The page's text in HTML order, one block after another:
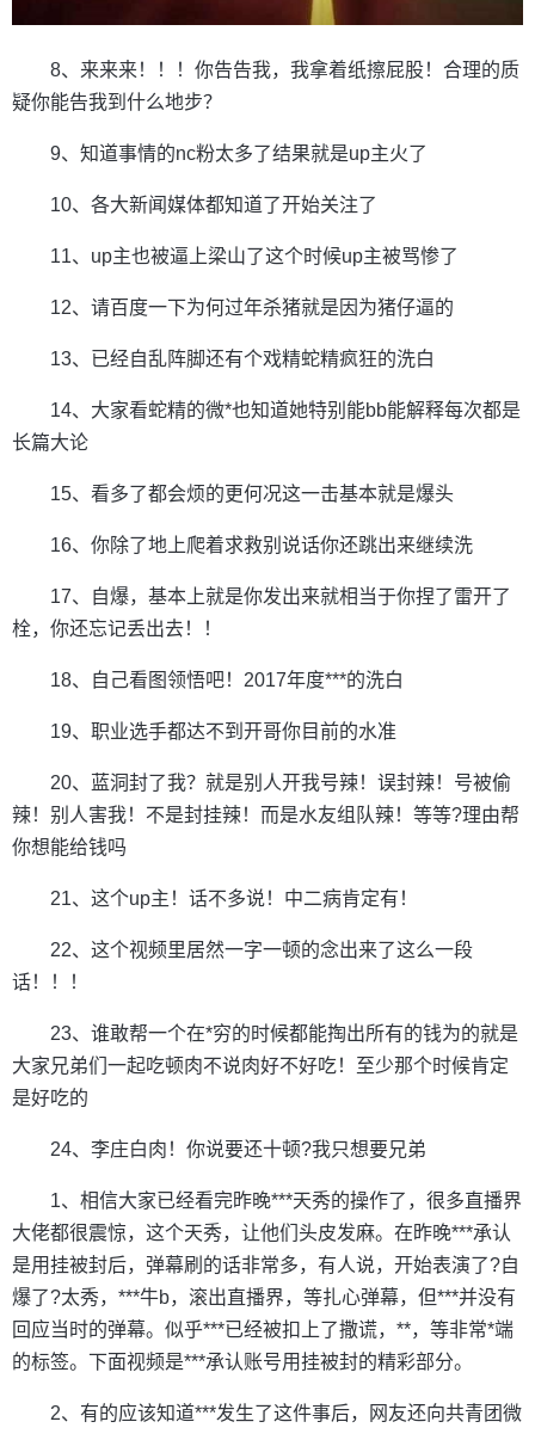
8、来来来！！！你告告我，我拿着纸擦屁股！合理的质
疑你能告我到什么地步？
9、知道事情的nc粉太多了结果就是up主火了
10、各大新闻媒体都知道了开始关注了
11、up主也被逼上梁山了这个时候up主被骂惨了
12、请百度一下为何过年杀猪就是因为猪仔逼的
13、已经自乱阵脚还有个戏精蛇精疯狂的洗白
14、大家看蛇精的微*也知道她特别能bb能解释每次都是
长篇大论
15、看多了都会烦的更何况这一击基本就是爆头
16、你除了地上爬着求救别说话你还跳出来继续洗
17、自爆，基本上就是你发出来就相当于你捏了雷开了
栓，你还忘记丢出去！！
18、自己看图领悟吧！2017年度***的洗白
19、职业选手都达不到开哥你目前的水准
20、蓝洞封了我？就是别人开我号辣！误封辣！号被偷
辣！别人害我！不是封挂辣！而是水友组队辣！等等?理由帮
你想能给钱吗
21、这个up主！话不多说！中二病肯定有！
22、这个视频里居然一字一顿的念出来了这么一段
话！！！
23、谁敢帮一个在*穷的时候都能掏出所有的钱为的就是
大家兄弟们一起吃顿肉不说肉好不好吃！至少那个时候肯定
是好吃的
24、李庄白肉！你说要还十顿?我只想要兄弟
1、相信大家已经看完昨晚***天秀的操作了，很多直播界
大佬都很震惊，这个天秀，让他们头皮发麻。在昨晚***承认
是用挂被封后，弹幕刷的话非常多，有人说，开始表演了?自
爆了?太秀，***牛b，滚出直播界，等扎心弹幕，但***并没有
回应当时的弹幕。似乎***已经被扣上了撒谎，**，等非常*端
的标签。下面视频是***承认账号用挂被封的精彩部分。
2、有的应该知道***发生了这件事后，网友还向共青团微